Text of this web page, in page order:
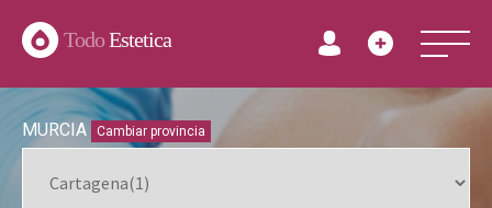
TodoEstetica
MURCIA Cambiar provincia